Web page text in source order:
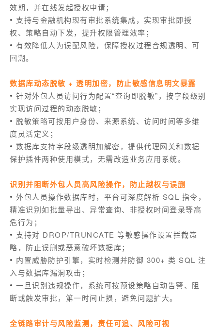
效期，并在线发起授权申请；
• 支持与金融机构现有审批系统集成，实现审批即授
权、策略自动下发，提升权限管理效率；
•有效降低人为误配风险，保障授权过程合规透明、可
回溯。
数据库动态脱敏 + 透明加密，防止敏感信息明文暴露
•针对外包人员访问行为配置“查询即脱敏”，按字段级别
实现访问过程的动态脱敏；
• 脱敏策略可按用户身份、来源系统、访问时间等多维
度灵活定义；
•数据库支持字段级透明加解密，提供代理网关和数据
保护插件两种使用模式，无需改造业务应用系统。
识别并阻断外包人员高风险操作，防止越权与误删
•外包人员操作数据库时，平台可深度解析 SQL 指令，
精准识别如批量导出、异常查询、非授权时间登录等高
危行为；
• 支持对 DROP/TRUNCATE 等敏感操作设置拦截策
略，防止误删或恶意破坏数据库；
• 内置威胁防护引擎，实时检测并防御 300+ 类 SQL 注
入与数据库漏洞攻击；
•一旦识别违规操作，系统可按预设策略自动告警、阻
断或触发审批，第一时间止损，避免问题扩大。
全链路审计与风险监测，责任可追、风险可视